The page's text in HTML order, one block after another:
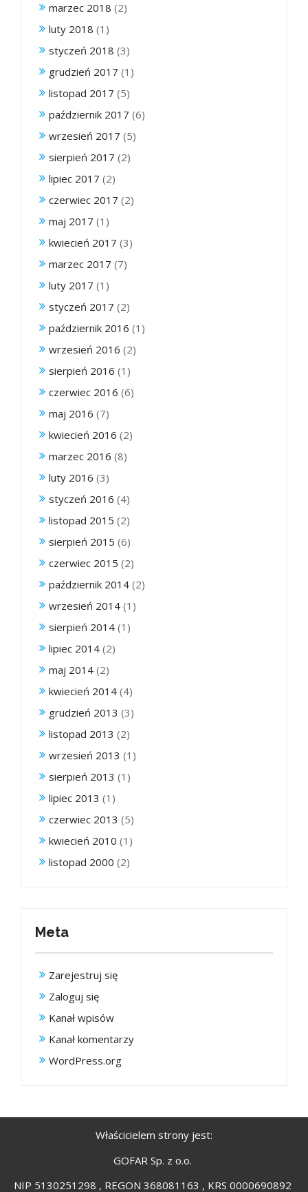
marzec 2018 (2)
luty 2018 (1)
styczeń 2018 (3)
grudzień 2017 (1)
listopad 2017 (5)
październik 2017 (6)
wrzesień 2017 (5)
sierpień 2017 (2)
lipiec 2017 (2)
czerwiec 2017 (2)
maj 2017 (1)
kwiecień 2017 (3)
marzec 2017 (7)
luty 2017 (1)
styczeń 2017 (2)
październik 2016 (1)
wrzesień 2016 (2)
sierpień 2016 (1)
czerwiec 2016 (6)
maj 2016 (7)
kwiecień 2016 (2)
marzec 2016 (8)
luty 2016 (3)
styczeń 2016 (4)
listopad 2015 (2)
sierpień 2015 (6)
czerwiec 2015 (2)
październik 2014 (2)
wrzesień 2014 (1)
sierpień 2014 (1)
lipiec 2014 (2)
maj 2014 (2)
kwiecień 2014 (4)
grudzień 2013 (3)
listopad 2013 (2)
wrzesień 2013 (1)
sierpień 2013 (1)
lipiec 2013 (1)
czerwiec 2013 (5)
kwiecień 2010 (1)
listopad 2000 (2)
Meta
Zarejestruj się
Zaloguj się
Kanał wpisów
Kanał komentarzy
WordPress.org
Właścicielem strony jest:
GOFAR Sp. z o.o.
NIP 5130251298 , REGON 368081163 , KRS 0000690892